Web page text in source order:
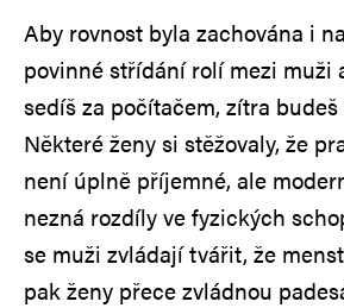
Aby rovnost byla zachována i
povinné střídání rolí mezi muži
sedíš za počítačem, zítra
Některé ženy si stěžovaly, že
není úplně příjemné, ale
nezná rozdíly ve fyzických
se muži zvládají tvářit, že
pak ženy přece zvládnou